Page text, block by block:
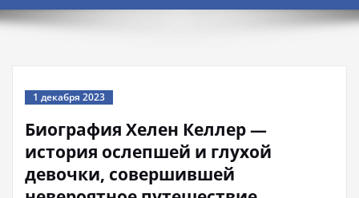
1 декабря 2023
Биография Хелен Келлер —
история ослепшей и глухой
девочки, совершившей